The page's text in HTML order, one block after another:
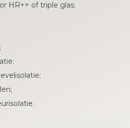
HR++ of triple glas;